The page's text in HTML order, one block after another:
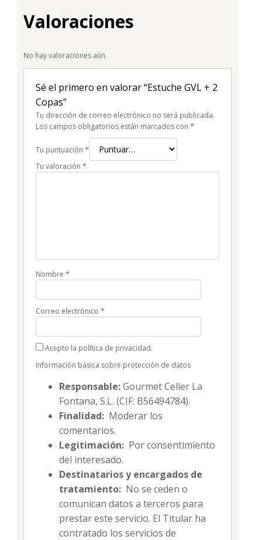
Valoraciones
No hay valoraciones aún.
Sé el primero en valorar “Estuche GVL + 2
Copas”
Tu dirección de correo electrónico no será publicada.
Los campos obligatorios están marcados con *
Tu puntuación *
Tu valoración *
Nombre *
Correo electrónico *
Acepto la política de privacidad.
Información básica sobre protección de datos
Responsable:Gourmet Celler La
Fontana, S.L. (CIF: B56494784).
Finalidad: Moderar los
comentarios.
Legitimación: Por consentimiento
del interesado.
Destinatarios y encargados de
tratamiento: No se ceden o
comunican datos a terceros para
prestar este servicio. El Titular ha
contratado los servicios de